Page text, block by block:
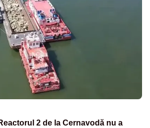
2 de la Cernavodă nu a